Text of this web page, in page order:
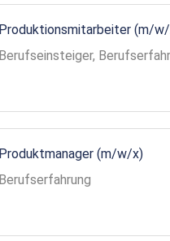
Produktionsmitarbeiter (m/
Berufseinsteiger,
Produktmanager (m/w/x)
Berufserfahrung